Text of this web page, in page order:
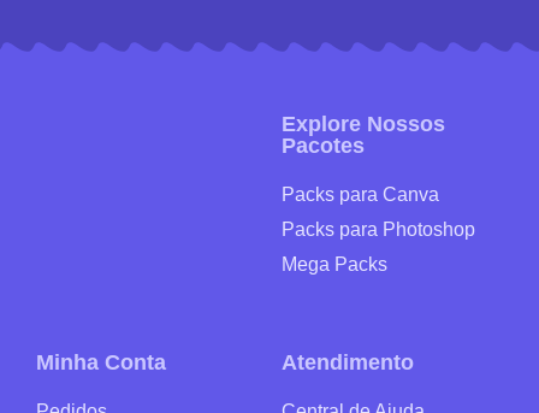
Explore Nossos
Pacotes
Packs para Canva
Packs para Photoshop
Mega Packs
Minha Conta Atendimento